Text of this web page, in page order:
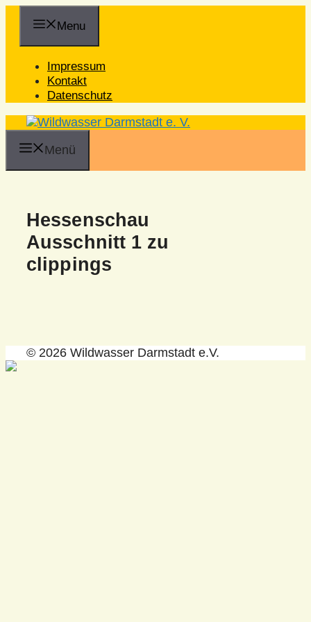
Inhalt
Menu
Impressum
Kontakt
Datenschutz
Menü
Hessenschau
Ausschnitt 1 zu
clippings
© 2026 Wildwasser Darmstadt e.V.